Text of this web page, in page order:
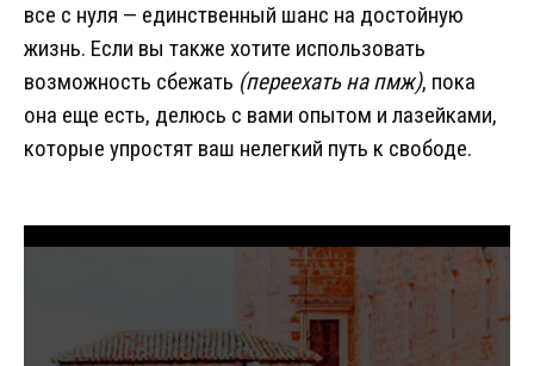
все с нуля — единственный шанс на достойную
жизнь. Если вы также хотите использовать
возможность сбежать (переехать на пмж), пока
она еще есть, делюсь с вами опытом и лазейками,
которые упростят ваш нелегкий путь к свободе.